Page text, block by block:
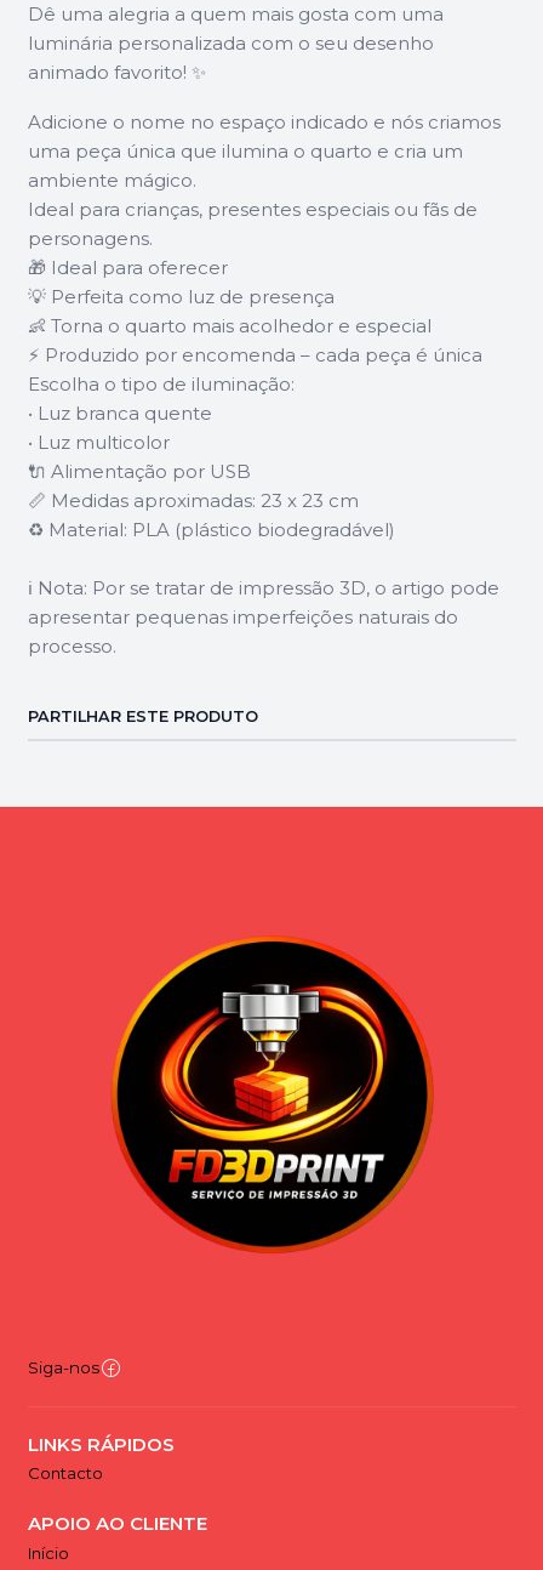
Dê uma alegria a quem mais gosta com uma
luminária personalizada com o seu desenho
animado favorito! ✨
Adicione o nome no espaço indicado e nós criamos
uma peça única que ilumina o quarto e cria um
ambiente mágico.
Ideal para crianças, presentes especiais ou fãs de
personagens.
🎁 Ideal para oferecer
💡 Perfeita como luz de presença
👶 Torna o quarto mais acolhedor e especial
⚡ Produzido por encomenda – cada peça é única
Escolha o tipo de iluminação:
• Luz branca quente
• Luz multicolor
🔌 Alimentação por USB
📏 Medidas aproximadas: 23 x 23 cm
♻️ Material: PLA (plástico biodegradável)
ℹ️ Nota: Por se tratar de impressão 3D, o artigo pode
apresentar pequenas imperfeições naturais do
processo.
PARTILHAR ESTE PRODUTO
Siga-nos
LINKS RÁPIDOS
Contacto
APOIO AO CLIENTE
Início